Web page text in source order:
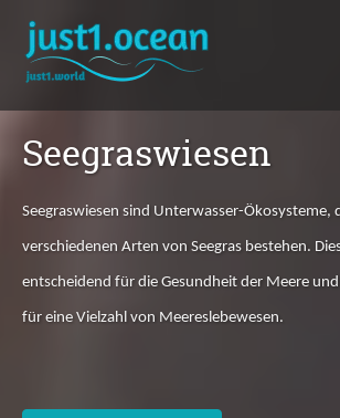
überspringen
Seegraswiesen
Seegraswiesen sind Unterwasser-Ökosysteme,
verschiedenen Arten von Seegras bestehen.
entscheidend für die Gesundheit der Meere
für eine Vielzahl von Meereslebewesen.